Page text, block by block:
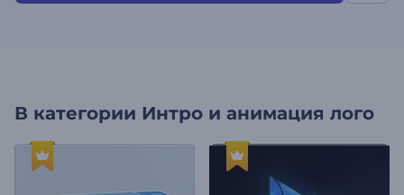
В категории Интро и анимация лого